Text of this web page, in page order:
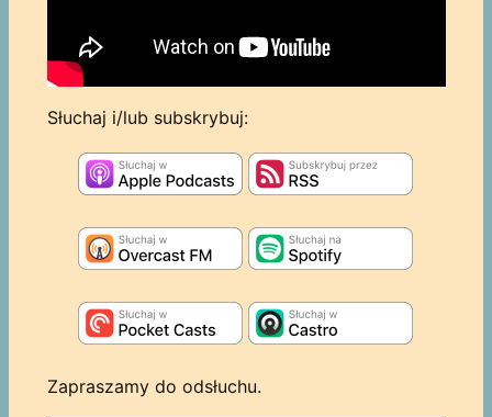
Słuchaj i/lub subskrybuj:
Zapraszamy do odsłuchu.